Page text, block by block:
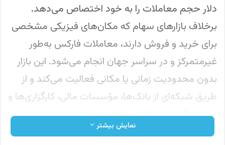
دلار حجم معاملات را به خود اختصاص می‌دهد.
برخلاف بازارهای سهام که مکان‌های فیزیکی مشخصی
برای خرید و فروش دارند، معاملات فارکس به‌طور
غیرمتمرکز و در سراسر جهان انجام می‌شود. این بازار
بدون محدودیت زمانی یا مکانی فعالیت می‌کند و از
طریق شبکه‌ای از بانک‌ها، مؤسسات مالی، کارگزاری‌ها و
معامله‌گران مستقل به هم متصل است.
نمایش بیشتر